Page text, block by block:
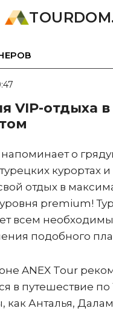
VIP-отдыха
напоминает о
курортах
отдых в
premium!
всем
подобного
ANEX Tour
в путешествие по
как Анталья,